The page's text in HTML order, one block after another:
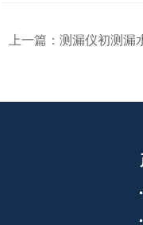
上一篇： 测漏仪初测漏